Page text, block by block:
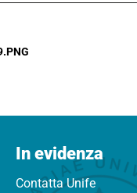
In evidenza
Contatta Unife